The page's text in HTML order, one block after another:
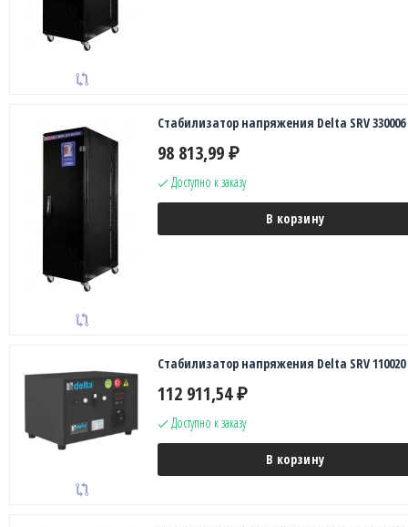
Стабилизатор напряжения Delta SRV 330006
98 813,99 ₽
Доступно к заказу
В корзину
Стабилизатор напряжения Delta SRV 110020
112 911,54 ₽
Доступно к заказу
В корзину